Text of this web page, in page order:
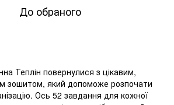
До обраного
Теплін повернулися з цікавим,
зошитом, який допоможе розпочати
Ось 52 завдання для кожної